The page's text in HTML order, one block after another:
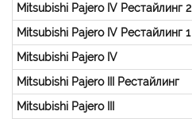
Mitsubishi Pajero IV Рестайлинг 2
Mitsubishi Pajero IV Рестайлинг 1
Mitsubishi Pajero IV
Mitsubishi Pajero III Рестайлинг
Mitsubishi Pajero III